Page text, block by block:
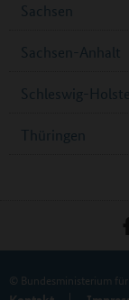
Sachsen
Sachsen-Anhalt
Schleswig-
Thüringen
© Bundesministerium